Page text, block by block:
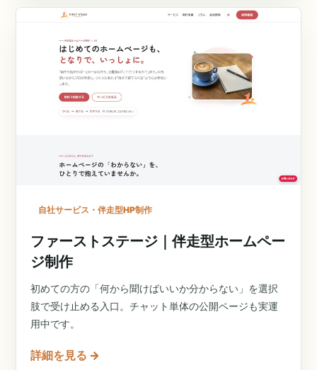
自社サービス・伴走型HP制作
ファーストステージ｜伴走型ホームペー
ジ制作
初めての方の「何から聞けばいいか分からない」を選択
肢で受け止める入口。チャット単体の公開ページも実運
用中です。
詳細を見る →